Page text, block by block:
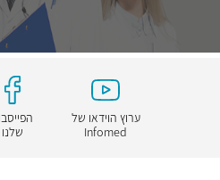
ערוץ הוידאו של
Infomed
שלנו